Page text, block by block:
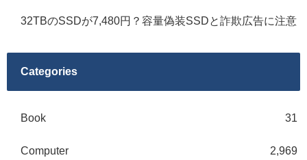
32TBのSSDが7,480円？容量偽装SSDと詐欺広告に注意
Categories
Book 31
Computer 2,969